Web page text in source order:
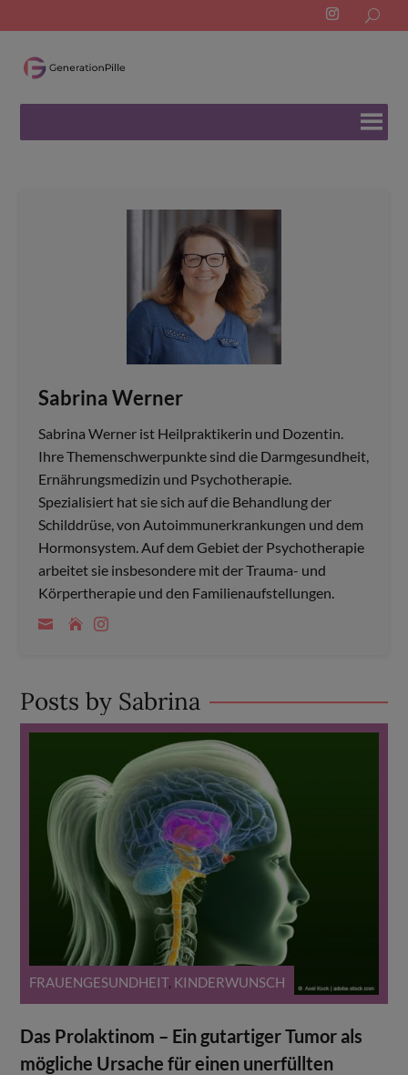
for:
Sabrina Werner
Sabrina Werner ist Heilpraktikerin und Dozentin.
Ihre Themenschwerpunkte sind die Darmgesundheit,
Ernährungsmedizin und Psychotherapie.
Spezialisiert hat sie sich auf die Behandlung der
Schilddrüse, von Autoimmunerkrankungen und dem
Hormonsystem. Auf dem Gebiet der Psychotherapie
arbeitet sie insbesondere mit der Trauma- und
Körpertherapie und den Familienaufstellungen.
Posts by Sabrina
FRAUENGESUNDHEIT, KINDERWUNSCH
Das Prolaktinom – Ein gutartiger Tumor als
mögliche Ursache für einen unerfüllten